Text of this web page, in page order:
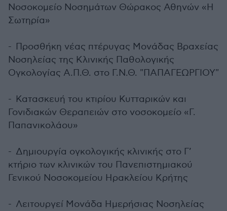
Νοσοκομείο Νοσημάτων Θώρακος Αθηνών «H
Σωτηρία»
- Προσθήκη νέας πτέρυγας Μονάδας Βραχείας
Νοσηλείας της Κλινικής Παθολογικής
Ογκολογίας Α.Π.Θ. στο Γ.Ν.Θ. "ΠΑΠΑΓΕΩΡΓΙΟΥ"
- Κατασκευή του κτιρίου Κυτταρικών και
Γονιδιακών Θεραπειών στο νοσοκομείο «Γ.
Παπανικολάου»
- Δημιουργία ογκολογικής κλινικής στο Γ’
κτήριο των κλινικών του Πανεπιστημιακού
Γενικού Νοσοκομείου Ηρακλείου Κρήτης
- Λειτουργεί Μονάδα Ημερήσιας Νοσηλείας